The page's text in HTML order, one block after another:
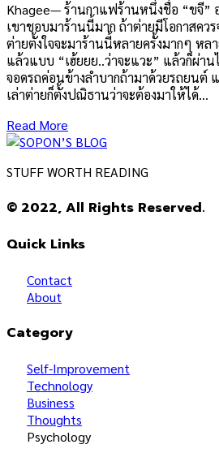
Khagee— ร้านกาแฟร้านหนึ่งชื่อ “ขจี”
เขาชอบมาร้านนี้มาก ถ้าต่ายมีโอกาสคว
ต่ายตั้งใจจะมาร้านนี้หลายครั้งมากๆ หล
แล้วแบบ “เฮ้ยยย..ว่าจะแวะ” แล้วก็ผ่า
จอดรถค่อนข้างลำบากถ้ามาด้วยรถยนต์
เล่าต่ายก็ตั้งปณิธานว่าจะต้องมาให้ได้…
Read More
STUFF WORTH READING
© 2022, All Rights Reserved.
Quick Links
Contact
About
Category
Self-Improvement
Technology
Business
Thoughts
Psychology